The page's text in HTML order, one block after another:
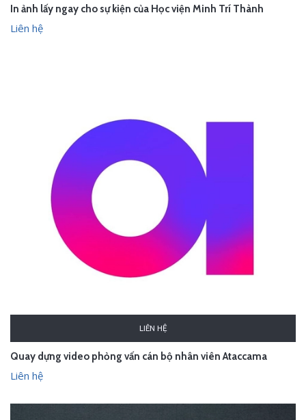
In ảnh lấy ngay cho sự kiện của Học viện Minh Trí Thành
Liên hệ
LIÊN HỆ
Quay dựng video phỏng vấn cán bộ nhân viên Ataccama
Liên hệ